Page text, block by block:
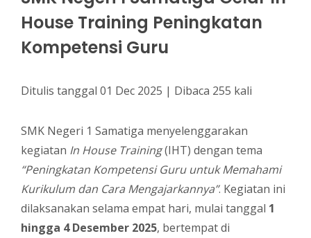
House Training Peningkatan
Kompetensi Guru
Ditulis tanggal 01 Dec 2025 | Dibaca 255 kali
SMK Negeri 1 Samatiga menyelenggarakan
kegiatan In House Training(IHT) dengan tema
“Peningkatan Kompetensi Guru untuk Memahami
Kurikulum dan Cara Mengajarkannya”. Kegiatan ini
dilaksanakan selama empat hari, mulai tanggal 1
hingga 4 Desember 2025, bertempat di